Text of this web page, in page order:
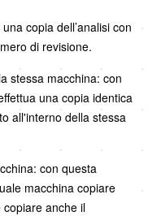
copia dell’analisi con
di revisione.
stessa macchina: con
una copia identica
all'interno della stessa
con questa
macchina copiare
copiare anche il